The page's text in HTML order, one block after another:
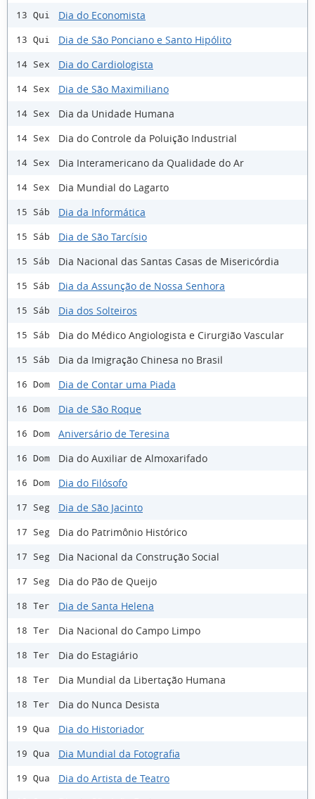
13 Qui Dia do Economista
13 Qui Dia de São Ponciano e Santo Hipólito
14 Sex Dia do Cardiologista
14 Sex Dia de São Maximiliano
14 Sex Dia da Unidade Humana
14 Sex Dia do Controle da Poluição Industrial
14 Sex Dia Interamericano da Qualidade do Ar
14 Sex Dia Mundial do Lagarto
15 Sáb Dia da Informática
15 Sáb Dia de São Tarcísio
15 Sáb Dia Nacional das Santas Casas de Misericórdia
15 Sáb Dia da Assunção de Nossa Senhora
15 Sáb Dia dos Solteiros
15 Sáb Dia do Médico Angiologista e Cirurgião Vascular
15 Sáb Dia da Imigração Chinesa no Brasil
16 Dom Dia de Contar uma Piada
16 Dom Dia de São Roque
16 Dom Aniversário de Teresina
16 Dom Dia do Auxiliar de Almoxarifado
16 Dom Dia do Filósofo
17 Seg Dia de São Jacinto
17 Seg Dia do Patrimônio Histórico
17 Seg Dia Nacional da Construção Social
17 Seg Dia do Pão de Queijo
18 Ter Dia de Santa Helena
18 Ter Dia Nacional do Campo Limpo
18 Ter Dia do Estagiário
18 Ter Dia Mundial da Libertação Humana
18 Ter Dia do Nunca Desista
19 Qua Dia do Historiador
19 Qua Dia Mundial da Fotografia
19 Qua Dia do Artista de Teatro